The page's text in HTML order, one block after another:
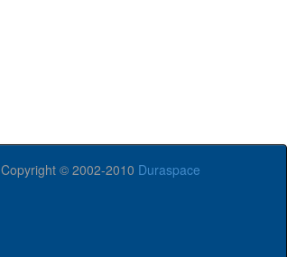
Copyright © 2002-2010 Duraspace